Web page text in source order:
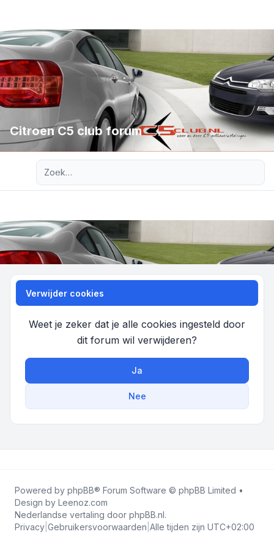
Citroen C5 club forum
Verwijder cookies
Weet je zeker dat je alle cookies ingesteld door
dit forum wil verwijderen?
Ja
Nee
Powered by phpBB® Forum Software © phpBB Limited •
Design by Leenoz.com
Nederlandse vertaling door phpBB.nl.
Privacy Gebruikersvoorwaarden Alle tijden zijn UTC+02:00